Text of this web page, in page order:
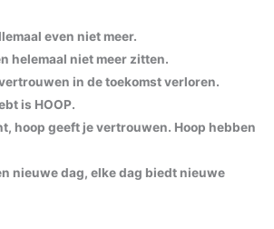
even niet meer.
helemaal niet meer zitten.
in de toekomst verloren.
is HOOP.
hoop geeft je vertrouwen. Hoop hebben
nieuwe dag, elke dag biedt nieuwe